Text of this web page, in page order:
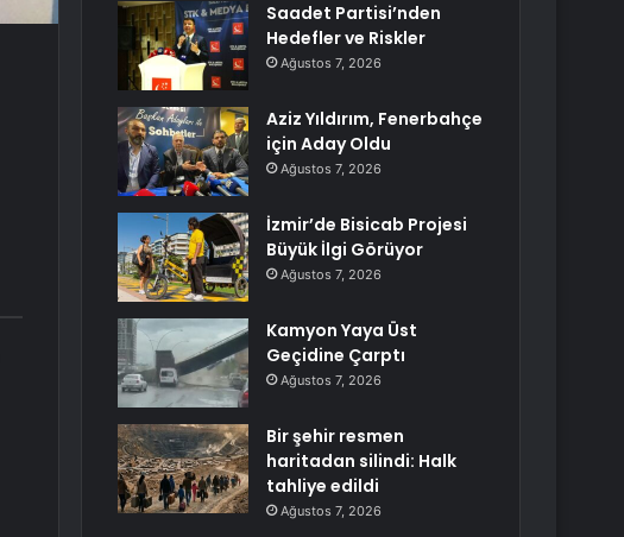
Saadet Partisi’nden
Hedefler ve Riskler
Ağustos 7, 2026
Aziz Yıldırım, Fenerbahçe
için Aday Oldu
Ağustos 7, 2026
İzmir’de Bisicab Projesi
Büyük İlgi Görüyor
Ağustos 7, 2026
Kamyon Yaya Üst
Geçidine Çarptı
Ağustos 7, 2026
Bir şehir resmen
haritadan silindi: Halk
tahliye edildi
Ağustos 7, 2026